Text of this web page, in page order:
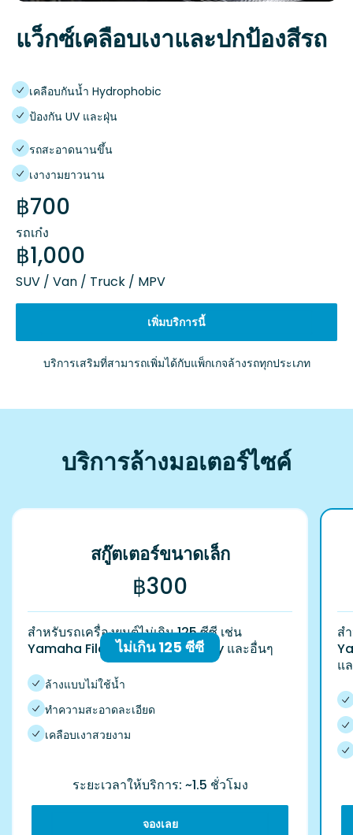
แว็กซ์เคลือบเงาและปกป้องสีรถ
เคลือบกันน้ำ Hydrophobic
ป้องกัน UV และฝุ่น
รถสะอาดนานขึ้น
เงางามยาวนาน
฿700
รถเก๋ง
฿1,000
SUV / Van / Truck / MPV
เพิ่มบริการนี้
บริการเสริมที่สามารถเพิ่มได้กับแพ็กเกจล้างรถทุกประเภท
บริการล้างมอเตอร์ไซค์
ไม่เกิน 125 ซีซี
สกู๊ตเตอร์ขนาดเล็ก
฿300
สำหรับรถเครื่องยนต์ไม่เกิน 125 ซีซี เช่น
Yamaha Filano, Honda Scoopy และอื่นๆ
ล้างแบบไม่ใช้น้ำ
ทำความสะอาดละเอียด
เคลือบเงาสวยงาม
ระยะเวลาให้บริการ: ~1.5 ชั่วโมง
จองเลย
ส
แ